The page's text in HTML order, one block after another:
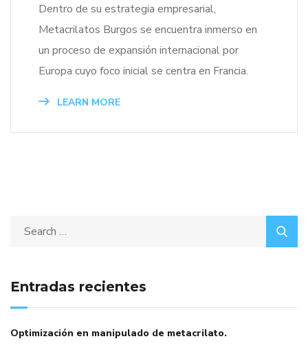
Dentro de su estrategia empresarial,
Metacrilatos Burgos se encuentra inmerso en
un proceso de expansión internacional por
Europa cuyo foco inicial se centra en Francia.
LEARN MORE
Entradas recientes
Optimización en manipulado de metacrilato.